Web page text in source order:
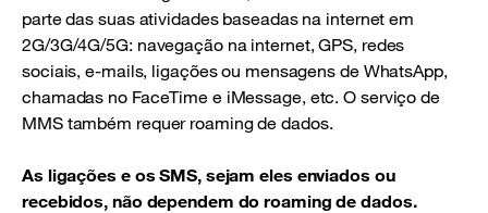
parte das suas atividades baseadas na internet em
2G/3G/4G/5G: navegação na internet, GPS, redes
sociais, e-mails, ligações ou mensagens de WhatsApp,
chamadas no FaceTime e iMessage, etc. O serviço de
MMS também requer roaming de dados.
As ligações e os SMS, sejam eles enviados ou
recebidos, não dependem do roaming de dados.